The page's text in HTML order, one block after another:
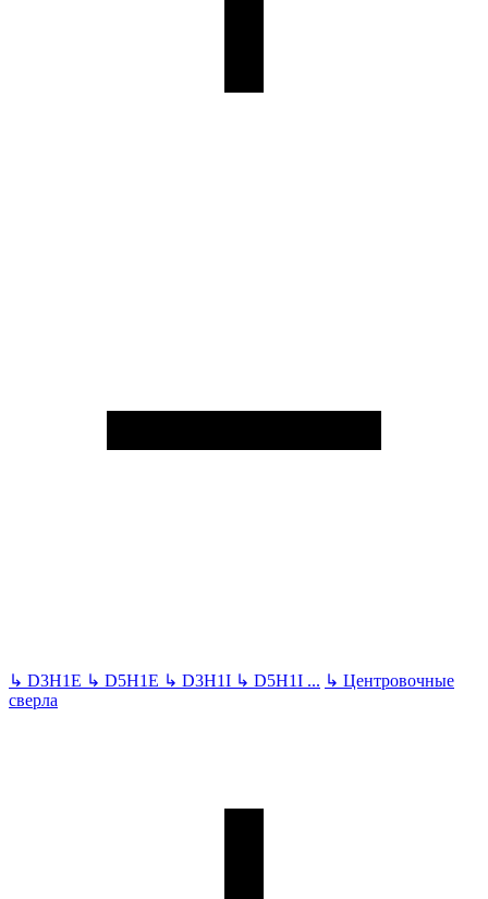
↳ D3H1E ↳ D5H1E ↳ D3H1I ↳ D5H1I ... ↳ Центровочные
сверла